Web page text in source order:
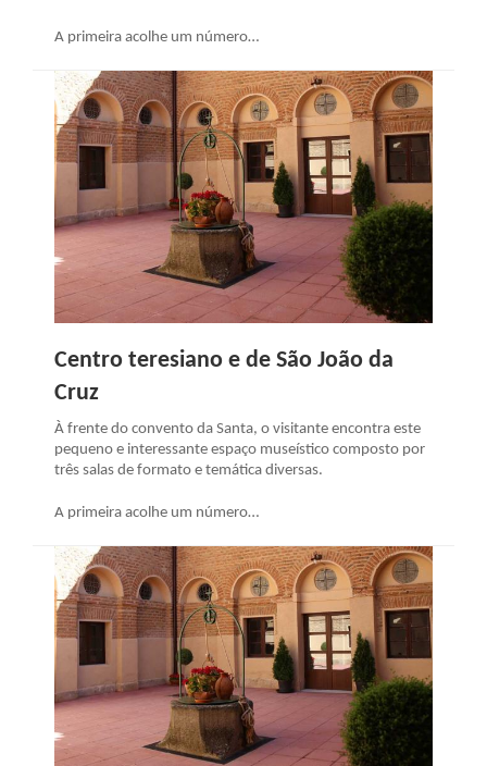
A primeira acolhe um número…
Centro teresiano e de São João da
Cruz
À frente do convento da Santa, o visitante encontra este
pequeno e interessante espaço museístico composto por
três salas de formato e temática diversas.
A primeira acolhe um número…